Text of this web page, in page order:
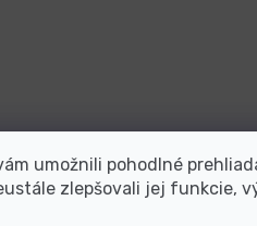
umožnili pohodlné
zlepšovali jej funkcie,